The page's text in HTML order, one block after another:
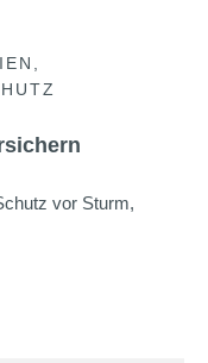
vor Sturm,